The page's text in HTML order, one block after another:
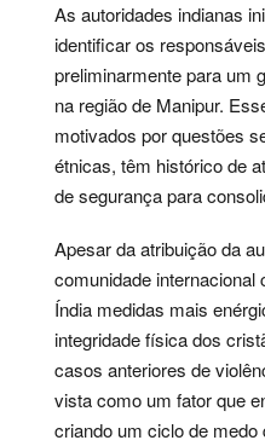
As autoridades indianas
identificar os
preliminarmente para um
na região de Manipur.
motivados por questões
étnicas, têm histórico de
de segurança para
Apesar da atribuição da
comunidade internacional
Índia medidas mais
integridade física dos
casos anteriores de
vista como um fator que
criando um ciclo de